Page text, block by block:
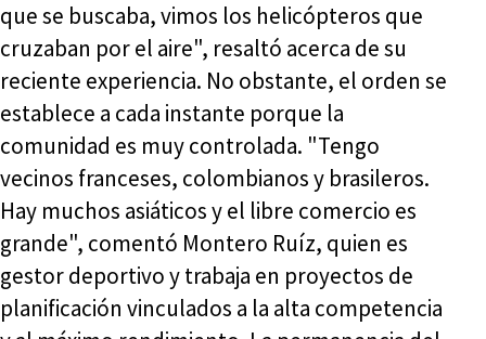
que se buscaba, vimos los helicópteros que
cruzaban por el aire", resaltó acerca de su
reciente experiencia. No obstante, el orden se
establece a cada instante porque la
comunidad es muy controlada. "Tengo
vecinos franceses, colombianos y brasileros.
Hay muchos asiáticos y el libre comercio es
grande", comentó Montero Ruíz, quien es
gestor deportivo y trabaja en proyectos de
planificación vinculados a la alta competencia